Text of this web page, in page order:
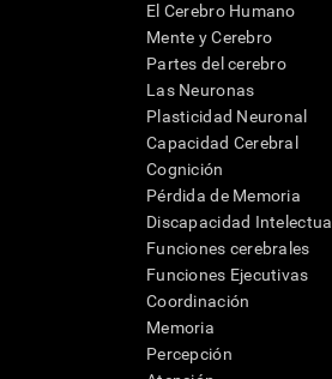
El Cerebro Humano
Mente y Cerebro
Partes del cerebro
Las Neuronas
Plasticidad Neuronal
Capacidad Cerebral
Cognición
Pérdida de Memoria
Discapacidad Intelectual
Funciones cerebrales
Funciones Ejecutivas
Coordinación
Memoria
Percepción